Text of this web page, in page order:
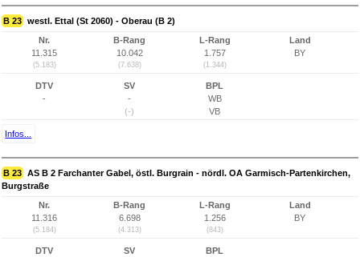
B 23 westl. Ettal (St 2060) - Oberau (B 2)
Nr.
11.315
(5.183)
B-Rang
10.042
(7.638)
L-Rang
1.757
(1.344)
Land
BY
DTV
-
SV
-
(-)
BPL
WB
VB
Infos...
B 23 AS B 2 Farchanter Gabel, östl. Burgrain - nördl. OA Garmisch-Partenkirchen,
Burgstraße
Nr.
11.316
(5.184)
B-Rang
6.698
(4.313)
L-Rang
1.256
(843)
Land
BY
DTV
SV
BPL